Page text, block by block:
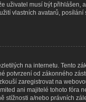
uživatel musí být
vlastních avatarů,
na internetu. Tento
potvrzení od zákonného
zaregistrovat na
ani majitelé tohoto
stížnosti a/nebo právních